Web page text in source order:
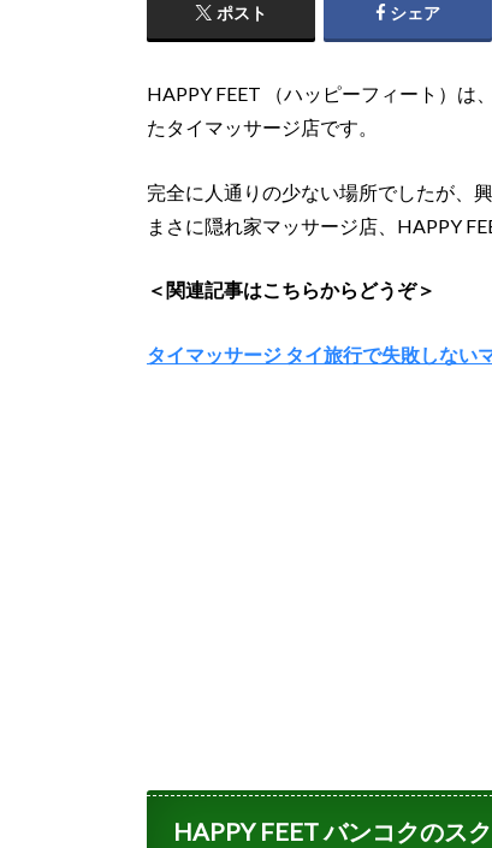
ポスト シェア
HAPPY FEET （ハッピーフィート）
たタイマッサージ店です。
完全に人通りの少ない場所でしたが、
まさに隠れ家マッサージ店、HAPPY
＜関連記事はこちらからどうぞ＞
タイマッサージ タイ旅行で失敗しない
HAPPY FEET バンコクのス